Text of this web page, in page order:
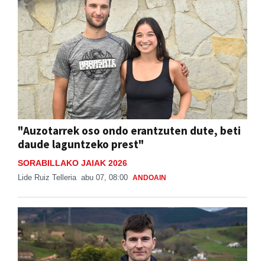
"Auzotarrek oso ondo erantzuten dute, beti
daude laguntzeko prest"
SORABILLAKO JAIAK 2026
Lide Ruiz Telleria abu 07, 08:00 ANDOAIN